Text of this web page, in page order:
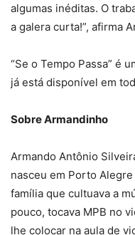
algumas inéditas. O
a galera curta!”, afirma
“Se o Tempo Passa” é
já está disponível em
Sobre Armandinho
Armando Antônio
nasceu em Porto
família que cultuava a
pouco, tocava MPB no
lhe colocar na aula de